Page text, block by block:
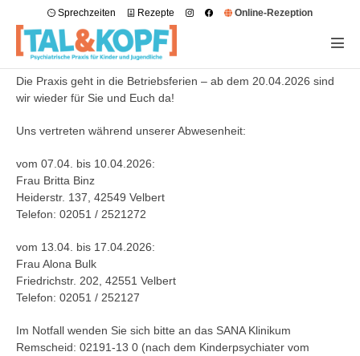
Sprechzeiten Rezepte Online-Rezeption
Die Praxis geht in die Betriebsferien – ab dem 20.04.2026 sind
wir wieder für Sie und Euch da!
Uns vertreten während unserer Abwesenheit:
vom 07.04. bis 10.04.2026:
Frau Britta Binz
Heiderstr. 137, 42549 Velbert
Telefon: 02051 / 2521272
vom 13.04. bis 17.04.2026:
Frau Alona Bulk
Friedrichstr. 202, 42551 Velbert
Telefon: 02051 / 252127
Im Notfall wenden Sie sich bitte an das SANA Klinikum
Remscheid: 02191-13 0 (nach dem Kinderpsychiater vom